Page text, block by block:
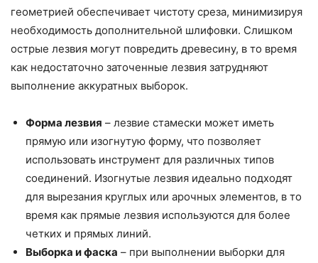
геометрией обеспечивает чистоту среза, минимизируя
необходимость дополнительной шлифовки. Слишком
острые лезвия могут повредить древесину, в то время
как недостаточно заточенные лезвия затрудняют
выполнение аккуратных выборок.
Форма лезвия – лезвие стамески может иметь
прямую или изогнутую форму, что позволяет
использовать инструмент для различных типов
соединений. Изогнутые лезвия идеально подходят
для вырезания круглых или арочных элементов, в то
время как прямые лезвия используются для более
четких и прямых линий.
Выборка и фаска – при выполнении выборки для